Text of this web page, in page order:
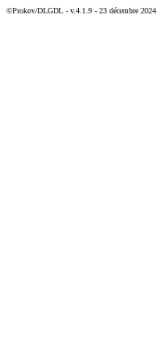
©Prokov/DLGDL - v.4.1.9 - 23 décembre 2024